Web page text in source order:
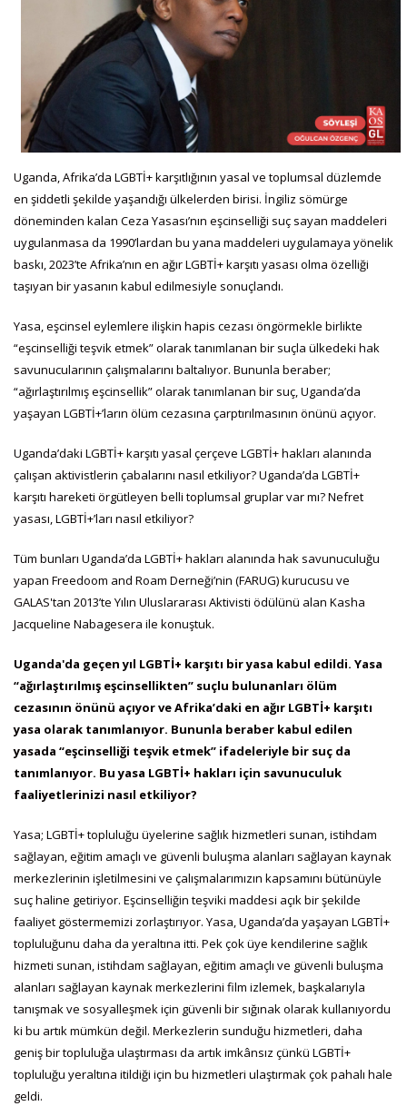
Uganda, Afrika’da LGBTİ+ karşıtlığının yasal ve toplumsal düzlemde
en şiddetli şekilde yaşandığı ülkelerden birisi. İngiliz sömürge
döneminden kalan Ceza Yasası’nın eşcinselliği suç sayan maddeleri
uygulanmasa da 1990’lardan bu yana maddeleri uygulamaya yönelik
baskı, 2023’te Afrika’nın en ağır LGBTİ+ karşıtı yasası olma özelliği
taşıyan bir yasanın kabul edilmesiyle sonuçlandı.
Yasa, eşcinsel eylemlere ilişkin hapis cezası öngörmekle birlikte
“eşcinselliği teşvik etmek” olarak tanımlanan bir suçla ülkedeki hak
savunucularının çalışmalarını baltalıyor. Bununla beraber;
“ağırlaştırılmış eşcinsellik” olarak tanımlanan bir suç, Uganda’da
yaşayan LGBTİ+’ların ölüm cezasına çarptırılmasının önünü açıyor.
Uganda’daki LGBTİ+ karşıtı yasal çerçeve LGBTİ+ hakları alanında
çalışan aktivistlerin çabalarını nasıl etkiliyor? Uganda’da LGBTİ+
karşıtı hareketi örgütleyen belli toplumsal gruplar var mı? Nefret
yasası, LGBTİ+’ları nasıl etkiliyor?
Tüm bunları Uganda’da LGBTİ+ hakları alanında hak savunuculuğu
yapan Freedoom and Roam Derneği’nin (FARUG) kurucusu ve
GALAS'tan 2013’te Yılın Uluslararası Aktivisti ödülünü alan Kasha
Jacqueline Nabagesera ile konuştuk.
Uganda'da geçen yıl LGBTİ+ karşıtı bir yasa kabul edildi. Yasa
“ağırlaştırılmış eşcinsellikten” suçlu bulunanları ölüm
cezasının önünü açıyor ve Afrika’daki en ağır LGBTİ+ karşıtı
yasa olarak tanımlanıyor. Bununla beraber kabul edilen
yasada “eşcinselliği teşvik etmek” ifadeleriyle bir suç da
tanımlanıyor. Bu yasa LGBTİ+ hakları için savunuculuk
faaliyetlerinizi nasıl etkiliyor?
Yasa; LGBTİ+ topluluğu üyelerine sağlık hizmetleri sunan, istihdam
sağlayan, eğitim amaçlı ve güvenli buluşma alanları sağlayan kaynak
merkezlerinin işletilmesini ve çalışmalarımızın kapsamını bütünüyle
suç haline getiriyor. Eşcinselliğin teşviki maddesi açık bir şekilde
faaliyet göstermemizi zorlaştırıyor. Yasa, Uganda’da yaşayan LGBTİ+
topluluğunu daha da yeraltına itti. Pek çok üye kendilerine sağlık
hizmeti sunan, istihdam sağlayan, eğitim amaçlı ve güvenli buluşma
alanları sağlayan kaynak merkezlerini film izlemek, başkalarıyla
tanışmak ve sosyalleşmek için güvenli bir sığınak olarak kullanıyordu
ki bu artık mümkün değil. Merkezlerin sunduğu hizmetleri, daha
geniş bir topluluğa ulaştırması da artık imkânsız çünkü LGBTİ+
topluluğu yeraltına itildiği için bu hizmetleri ulaştırmak çok pahalı hale
geldi.